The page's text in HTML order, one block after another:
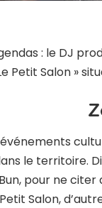
: le DJ
Petit Salon »
le territoire.
pour ne citer
Salon,